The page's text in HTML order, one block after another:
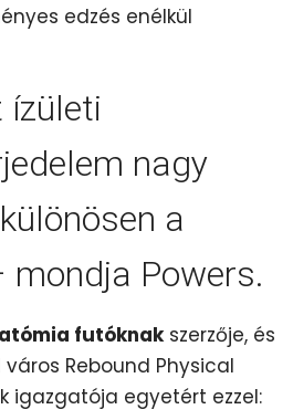
edzés enélkül
ízületi
nagy
a
mondja Powers.
futóknakszerzője, és
Rebound Physical
igazgatója egyetért ezzel: